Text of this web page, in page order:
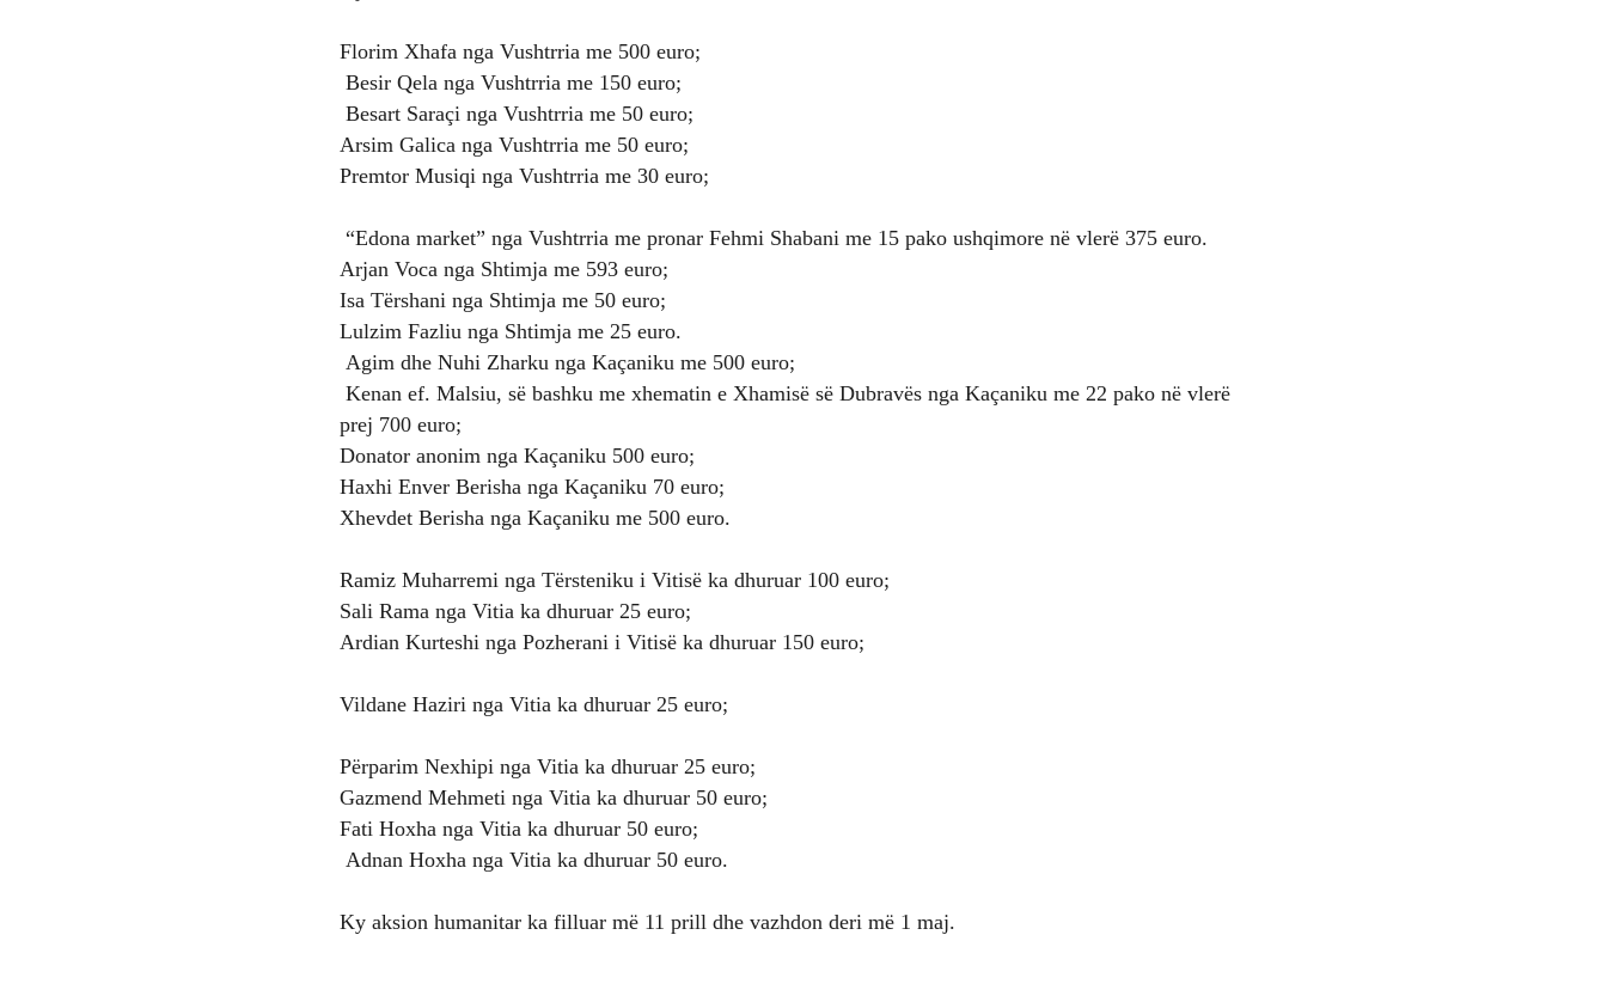
Florim Xhafa nga Vushtrria me 500 euro;
Besir Qela nga Vushtrria me 150 euro;
Besart Saraçi nga Vushtrria me 50 euro;
Arsim Galica nga Vushtrria me 50 euro;
Premtor Musiqi nga Vushtrria me 30 euro;
“Edona market” nga Vushtrria me pronar Fehmi Shabani me 15 pako ushqimore në vlerë 375 euro.
Arjan Voca nga Shtimja me 593 euro;
Isa Tërshani nga Shtimja me 50 euro;
Lulzim Fazliu nga Shtimja me 25 euro.
Agim dhe Nuhi Zharku nga Kaçaniku me 500 euro;
Kenan ef. Malsiu, së bashku me xhematin e Xhamisë së Dubravës nga Kaçaniku me 22 pako në vlerë
prej 700 euro;
Donator anonim nga Kaçaniku 500 euro;
Haxhi Enver Berisha nga Kaçaniku 70 euro;
Xhevdet Berisha nga Kaçaniku me 500 euro.
Ramiz Muharremi nga Tërsteniku i Vitisë ka dhuruar 100 euro;
Sali Rama nga Vitia ka dhuruar 25 euro;
Ardian Kurteshi nga Pozherani i Vitisë ka dhuruar 150 euro;
Vildane Haziri nga Vitia ka dhuruar 25 euro;
Përparim Nexhipi nga Vitia ka dhuruar 25 euro;
Gazmend Mehmeti nga Vitia ka dhuruar 50 euro;
Fati Hoxha nga Vitia ka dhuruar 50 euro;
Adnan Hoxha nga Vitia ka dhuruar 50 euro.
Ky aksion humanitar ka filluar më 11 prill dhe vazhdon deri më 1 maj.